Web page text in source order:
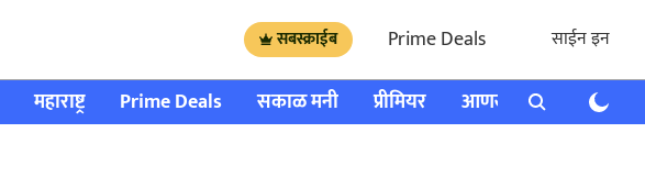
सबस्क्राईब Prime Deals साईन इन
महाराष्ट्र Prime Deals सकाळ मनी प्रीमियर आणखी राशी भविष्य